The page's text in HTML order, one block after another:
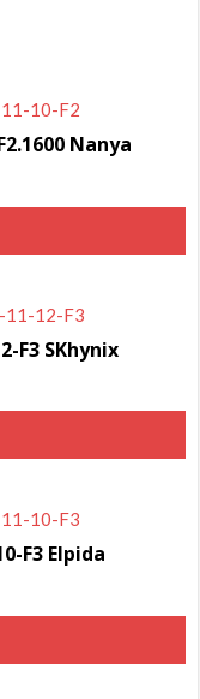
Nanya
F3 SKhynix
F3 Elpida